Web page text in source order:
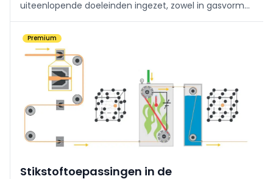
uiteenlopende doeleinden ingezet, zowel in gasvorm
Premium
Stikstoftoepassingen in de